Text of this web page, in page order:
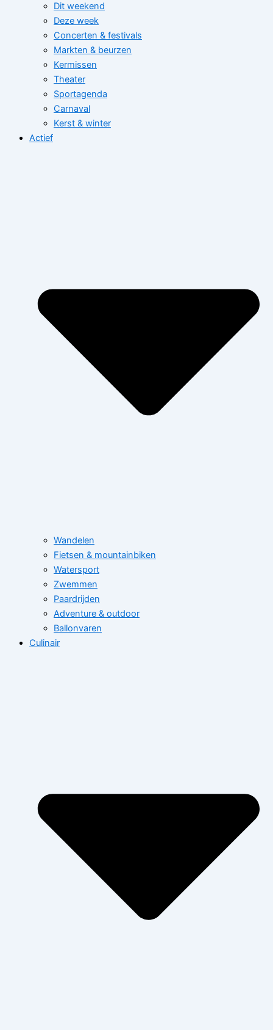
Dit weekend
Deze week
Concerten & festivals
Markten & beurzen
Kermissen
Theater
Sportagenda
Carnaval
Kerst & winter
Actief
Wandelen
Fietsen & mountainbiken
Watersport
Zwemmen
Paardrijden
Adventure & outdoor
Ballonvaren
Culinair